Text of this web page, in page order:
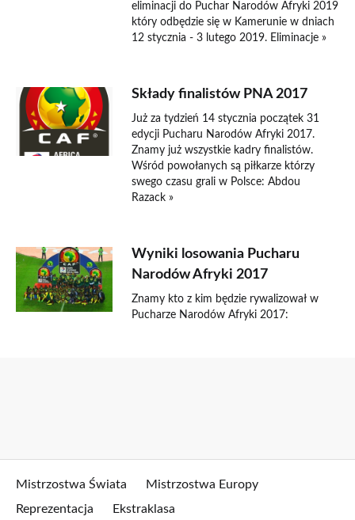
eliminacji do Puchar Narodów Afryki 2019
który odbędzie się w Kamerunie w dniach
12 stycznia - 3 lutego 2019. Eliminacje »
Składy finalistów PNA 2017
Już za tydzień 14 stycznia początek 31
edycji Pucharu Narodów Afryki 2017.
Znamy już wszystkie kadry finalistów.
Wśród powołanych są piłkarze którzy
swego czasu grali w Polsce: Abdou
Razack »
Wyniki losowania Pucharu
Narodów Afryki 2017
Znamy kto z kim będzie rywalizował w
Pucharze Narodów Afryki 2017:
Mistrzostwa Świata
Mistrzostwa Europy
Reprezentacja
Ekstraklasa